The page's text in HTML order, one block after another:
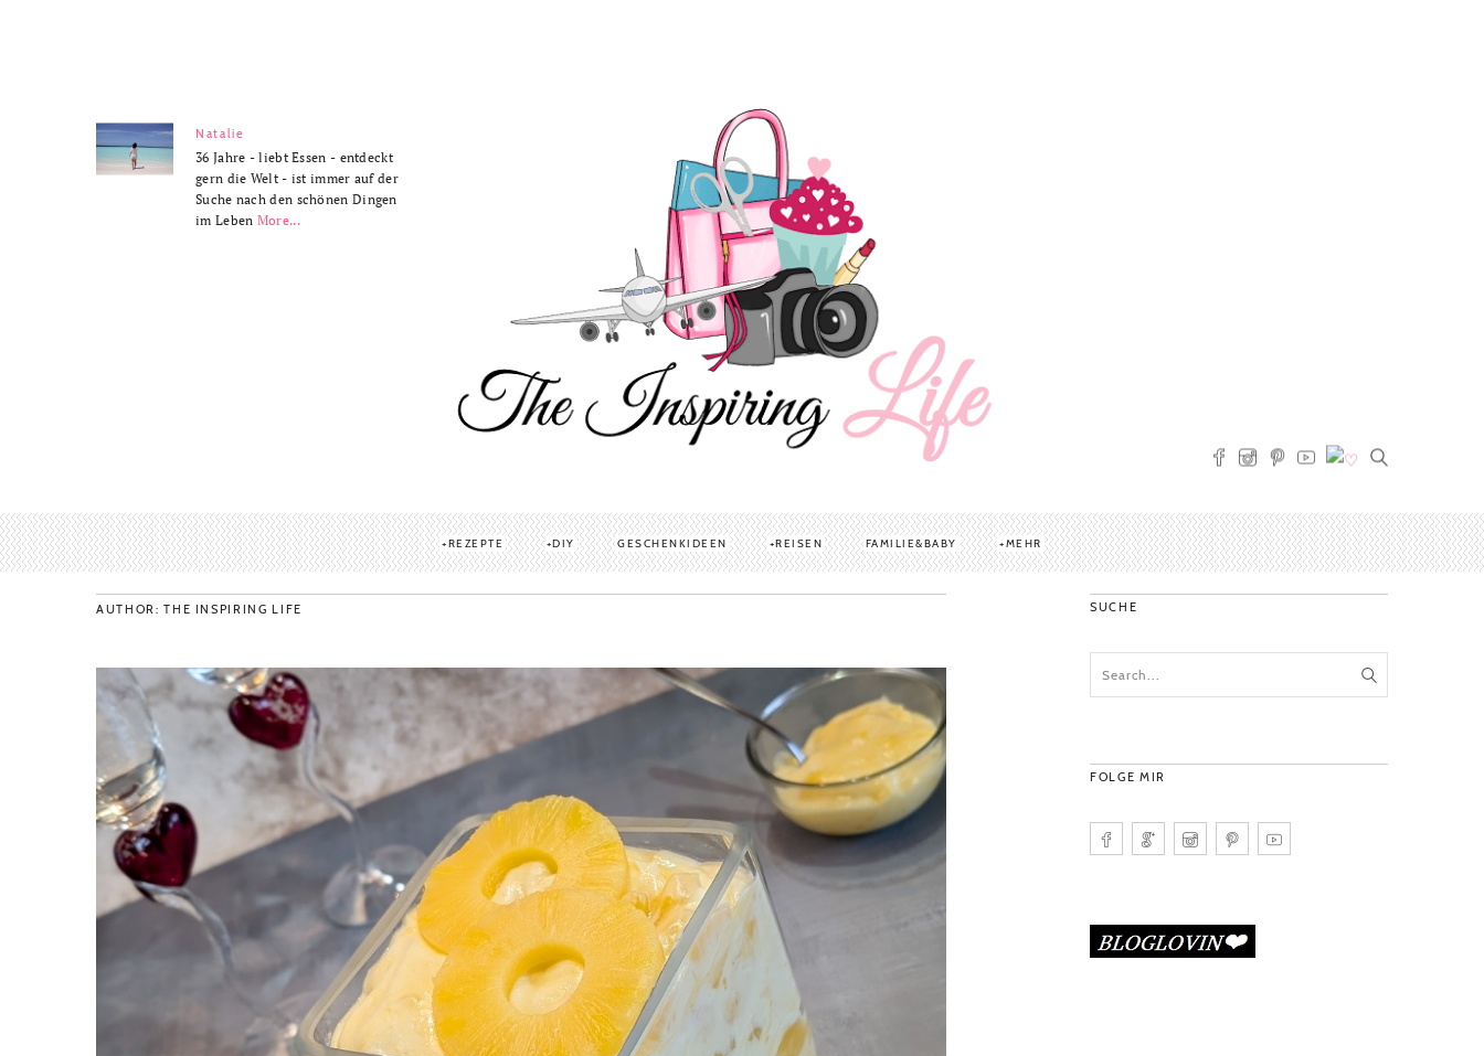
Natalie
36 Jahre - liebt Essen - entdeckt
gern die Welt - ist immer auf der
Suche nach den schönen Dingen
im Leben More...
REZEPTE DIY GESCHENKIDEEN REISEN FAMILIE&BABY MEHR
AUTHOR: THE INSPIRING LIFE SUCHE
FOLGE MIR